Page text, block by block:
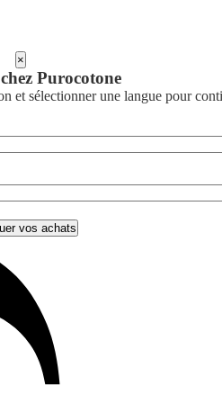
×
Purocotone
et sélectionner une langue pour
vos achats